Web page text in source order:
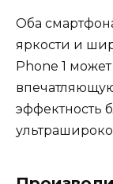
Оба
яркости и
Phone 1
эффектность